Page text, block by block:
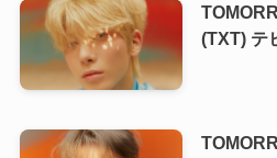
(TXT) テ